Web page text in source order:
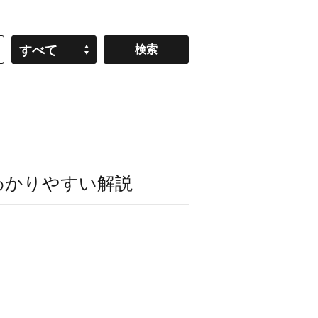
すべて
かりやすい解説